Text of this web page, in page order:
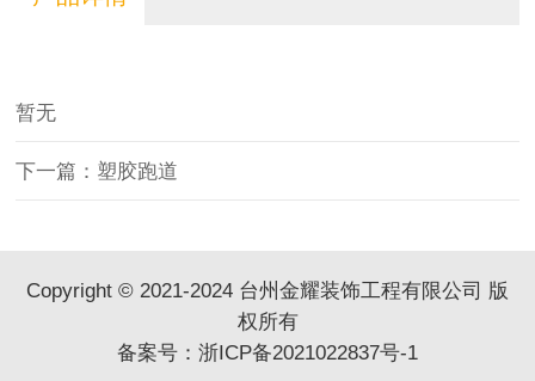
暂无
下一篇：塑胶跑道
Copyright © 2021-2024 台州金耀装饰工程有限公司 版
权所有
备案号： 浙ICP备2021022837号-1